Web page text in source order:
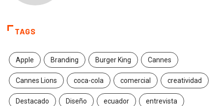
TAGS
Apple Branding Burger King Cannes
Cannes Lions coca-cola comercial creatividad
Destacado Diseño ecuador entrevista